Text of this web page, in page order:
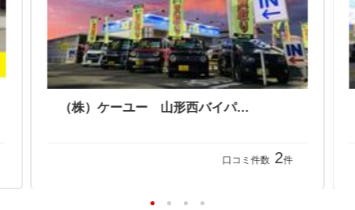
（株）ケーユー 山形西バイパス店
口コミ件数 2件